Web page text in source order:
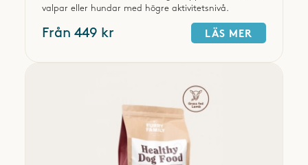
valpar eller hundar med högre aktivitetsnivå.
Från 449 kr LÄS MER